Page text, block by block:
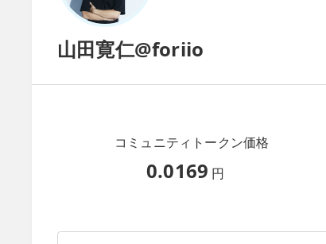
山田寛仁@foriio
コミュニティトークン価格
0.0169 円